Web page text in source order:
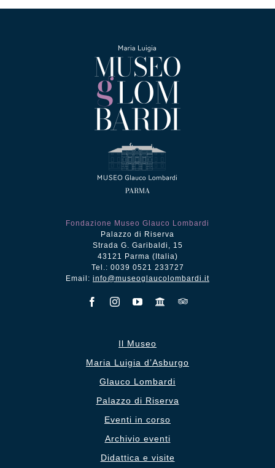
Fondazione Museo Glauco Lombardi
Palazzo di Riserva
Strada G. Garibaldi, 15
43121 Parma (Italia)
Tel.: 0039 0521 233727
Email: info@museoglaucolombardi.it
Il Museo
Maria Luigia d’Asburgo
Glauco Lombardi
Palazzo di Riserva
Eventi in corso
Archivio eventi
Didattica e visite